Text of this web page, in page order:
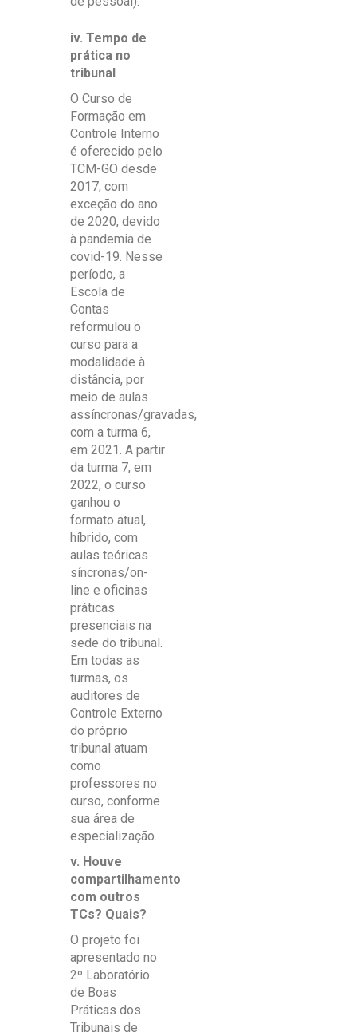
iv. Tempo de
prática no
tribunal
O Curso de
Formação em
Controle Interno
é oferecido pelo
TCM-GO desde
2017, com
exceção do ano
de 2020, devido
à pandemia de
covid-19. Nesse
período, a
Escola de
Contas
reformulou o
curso para a
modalidade à
distância, por
meio de aulas
assíncronas/gravadas,
com a turma 6,
em 2021. A partir
da turma 7, em
2022, o curso
ganhou o
formato atual,
híbrido, com
aulas teóricas
síncronas/on-
line e oficinas
práticas
presenciais na
sede do tribunal.
Em todas as
turmas, os
auditores de
Controle Externo
do próprio
tribunal atuam
como
professores no
curso, conforme
sua área de
especialização.
v. Houve
compartilhamento
com outros
TCs? Quais?
O projeto foi
apresentado no
2º Laboratório
de Boas
Práticas dos
Tribunais de